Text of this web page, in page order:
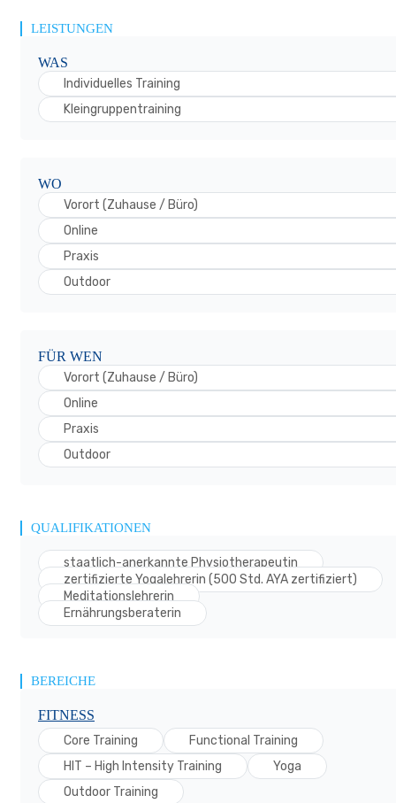
LEISTUNGEN
WAS
Individuelles Training
Kleingruppentraining
WO
Vorort (Zuhause / Büro)
Online
Praxis
Outdoor
FÜR WEN
Vorort (Zuhause / Büro)
Online
Praxis
Outdoor
QUALIFIKATIONEN
staatlich-anerkannte Physiotherapeutin
zertifizierte Yogalehrerin (500 Std. AYA zertifiziert)
Meditationslehrerin
Ernährungsberaterin
BEREICHE
FITNESS
Core Training
Functional Training
HIT – High Intensity Training
Yoga
Outdoor Training